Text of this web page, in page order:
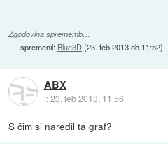
Zgodovina sprememb…
spremenil: Blue3D(23. feb 2013 ob 11:52)
ABX
::23. feb 2013, 11:56
S čim si naredil ta graf?